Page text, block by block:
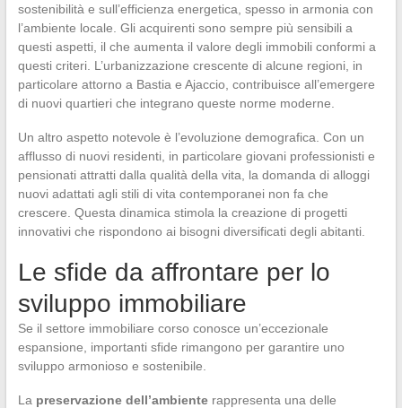
sostenibilità e sull’efficienza energetica, spesso in armonia con
l’ambiente locale. Gli acquirenti sono sempre più sensibili a
questi aspetti, il che aumenta il valore degli immobili conformi a
questi criteri. L’urbanizzazione crescente di alcune regioni, in
particolare attorno a Bastia e Ajaccio, contribuisce all’emergere
di nuovi quartieri che integrano queste norme moderne.
Un altro aspetto notevole è l’evoluzione demografica. Con un
afflusso di nuovi residenti, in particolare giovani professionisti e
pensionati attratti dalla qualità della vita, la domanda di alloggi
nuovi adattati agli stili di vita contemporanei non fa che
crescere. Questa dinamica stimola la creazione di progetti
innovativi che rispondono ai bisogni diversificati degli abitanti.
Le sfide da affrontare per lo
sviluppo immobiliare
Se il settore immobiliare corso conosce un’eccezionale
espansione, importanti sfide rimangono per garantire uno
sviluppo armonioso e sostenibile.
La preservazione dell’ambienterappresenta una delle